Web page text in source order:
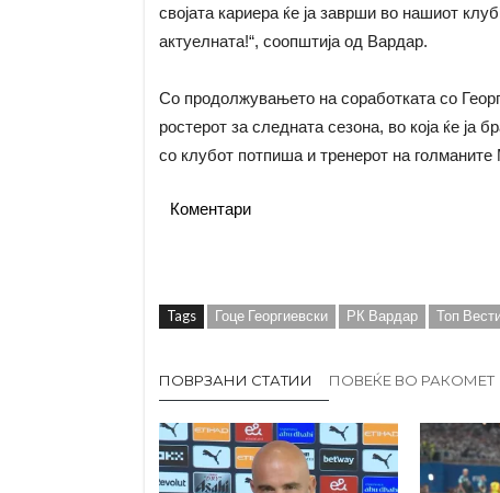
својата кариера ќе ја заврши во нашиот
актуелната!“, соопштија од Вардар.
Со продолжувањето на соработката со
ростерот за следната сезона, во која ќе ја
со клубот потпиша и тренерот на
Коментари
Tags Гоце Георгиевски РК Вардар Топ
ПОВРЗАНИ СТАТИИ ПОВЕЌЕ ВО РАКОМЕТ